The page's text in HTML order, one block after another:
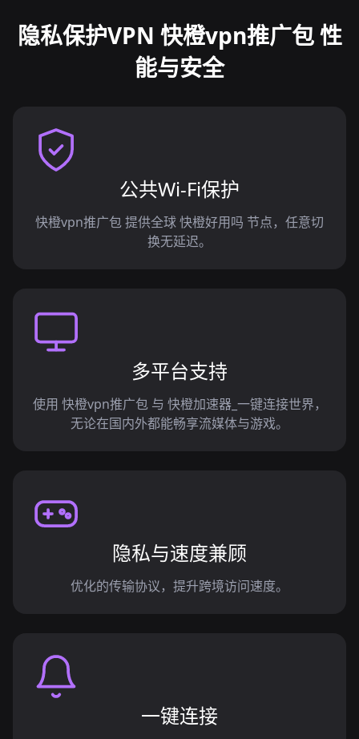
隐私保护VPN 快橙vpn推广包 性
能与安全
公共Wi-Fi保护
快橙vpn推广包 提供全球 快橙好用吗 节点，任意切
换无延迟。
多平台支持
使用 快橙vpn推广包 与 快橙加速器_一键连接世界，
无论在国内外都能畅享流媒体与游戏。
隐私与速度兼顾
优化的传输协议，提升跨境访问速度。
一键连接